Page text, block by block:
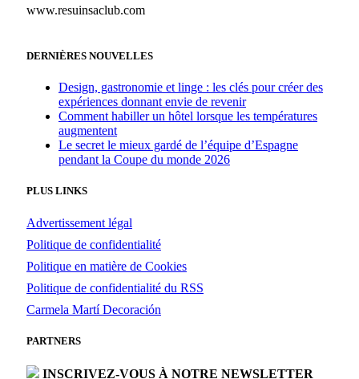
www.resuinsaclub.com
DERNIÈRES NOUVELLES
Design, gastronomie et linge : les clés pour créer des
expériences donnant envie de revenir
Comment habiller un hôtel lorsque les températures
augmentent
Le secret le mieux gardé de l’équipe d’Espagne
pendant la Coupe du monde 2026
PLUS LINKS
Advertissement légal
Politique de confidentialité
Politique en matière de Cookies
Politique de confidentialité du RSS
Carmela Martí Decoración
PARTNERS
INSCRIVEZ-VOUS À NOTRE NEWSLETTER